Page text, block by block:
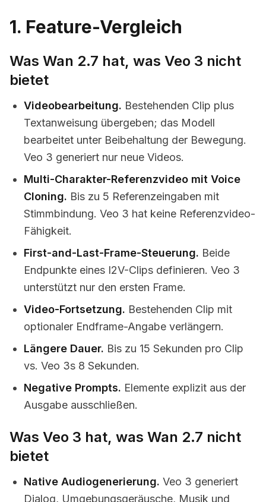
1. Feature-Vergleich
Was Wan 2.7 hat, was Veo 3 nicht
bietet
Videobearbeitung. Bestehenden Clip plus
Textanweisung übergeben; das Modell
bearbeitet unter Beibehaltung der Bewegung.
Veo 3 generiert nur neue Videos.
Multi-Charakter-Referenzvideo mit Voice
Cloning. Bis zu 5 Referenzeingaben mit
Stimmbindung. Veo 3 hat keine Referenzvideo-
Fähigkeit.
First-and-Last-Frame-Steuerung. Beide
Endpunkte eines I2V-Clips definieren. Veo 3
unterstützt nur den ersten Frame.
Video-Fortsetzung. Bestehenden Clip mit
optionaler Endframe-Angabe verlängern.
Längere Dauer. Bis zu 15 Sekunden pro Clip
vs. Veo 3s 8 Sekunden.
Negative Prompts. Elemente explizit aus der
Ausgabe ausschließen.
Was Veo 3 hat, was Wan 2.7 nicht
bietet
Native Audiogenerierung. Veo 3 generiert
Dialog, Umgebungsgeräusche, Musik und